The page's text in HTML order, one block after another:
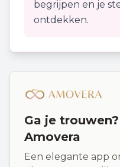
begrijpen en je
ontdekken.
Ga je
Amovera
Een elegante app